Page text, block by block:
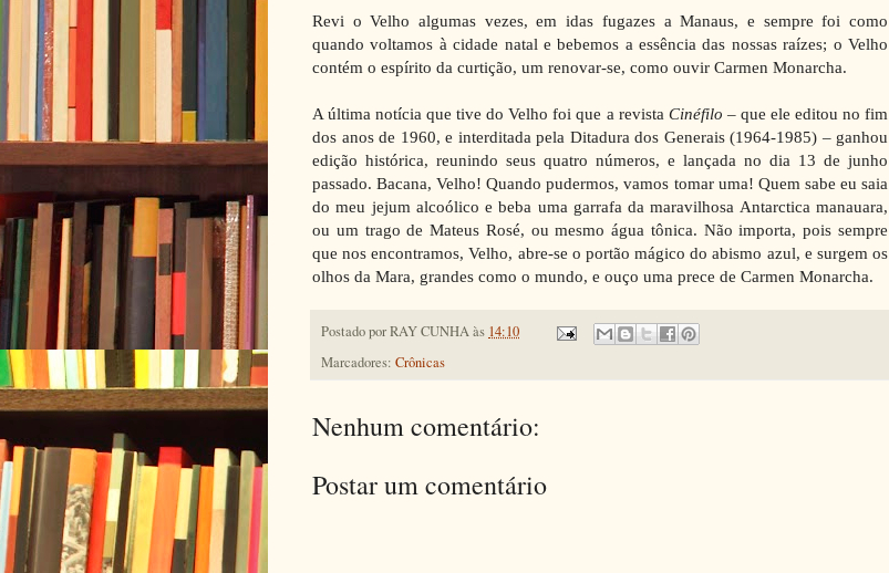
Revi o Velho algumas vezes, em idas fugazes a Manaus, e sempre foi como
quando voltamos à cidade natal e bebemos a essência das nossas raízes; o Velho
contém o espírito da curtição, um renovar-se, como ouvir Carmen Monarcha.
A última notícia que tive do Velho foi que a revista Cinéfilo – que ele editou no fim
dos anos de 1960, e interditada pela Ditadura dos Generais (1964-1985) – ganhou
edição histórica, reunindo seus quatro números, e lançada no dia 13 de junho
passado. Bacana, Velho! Quando pudermos, vamos tomar uma! Quem sabe eu saia
do meu jejum alcoólico e beba uma garrafa da maravilhosa Antarctica manauara,
ou um trago de Mateus Rosé, ou mesmo água tônica. Não importa, pois sempre
que nos encontramos, Velho, abre-se o portão mágico do abismo azul, e surgem os
olhos da Mara, grandes como o mundo, e ouço uma prece de Carmen Monarcha.
Postado porRAY CUNHAàs 14:10
Marcadores: Crônicas
Nenhum comentário:
Postar um comentário